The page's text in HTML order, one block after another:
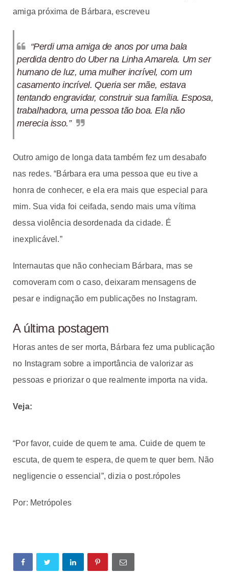
amiga próxima de Bárbara, escreveu
“Perdi uma amiga de anos por uma bala
perdida dentro do Uber na Linha Amarela. Um ser
humano de luz, uma mulher incrível, com um
casamento incrível. Queria ser mãe, estava
tentando engravidar, construir sua família. Esposa,
trabalhadora, uma pessoa tão boa. Ela não
merecia isso.”
Outro amigo de longa data também fez um desabafo
nas redes. “Bárbara era uma pessoa que eu tive a
honra de conhecer, e ela era mais que especial para
mim. Sua vida foi ceifada, sendo mais uma vítima
dessa violência desordenada da cidade. É
inexplicável.”
Internautas que não conheciam Bárbara, mas se
comoveram com o caso, deixaram mensagens de
pesar e indignação em publicações no Instagram.
A última postagem
Horas antes de ser morta, Bárbara fez uma publicação
no Instagram sobre a importância de valorizar as
pessoas e priorizar o que realmente importa na vida.
Veja:
“Por favor, cuide de quem te ama. Cuide de quem te
escuta, de quem te espera, de quem te quer bem. Não
negligencie o essencial”, dizia o post.rópoles
Por: Metrópoles